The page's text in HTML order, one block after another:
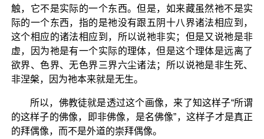
触，它不是实际的一个东西。但是，如来藏虽然祂不是实
际的一个东西，指的是祂没有跟五阴十八界诸法相应到，
这个相应的诸法相应到，所以说祂非实；但是又说祂是非
虚，因为祂是有一个实际的理体，但是这个理体是远离了
欲界、色界、无色界三界六尘诸法；所以说祂是非生死、
非涅槃，因为祂本来就是无生。
所以，佛教徒就是透过这个画像，来了知这样子“所谓
的这样子的佛像，即非佛像，是名佛像”，这样子才是真正
的拜偶像，而不是外道的崇拜偶像。